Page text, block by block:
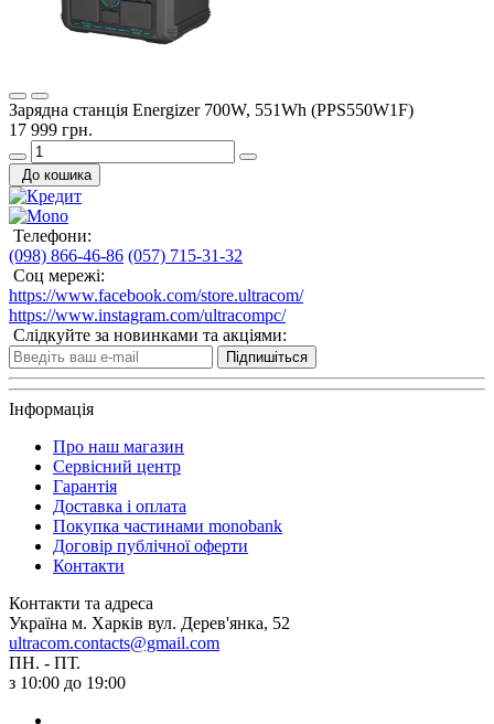
Зарядна станція Energizer 700W, 551Wh (PPS550W1F)
17 999 грн.
До кошика
Телефони:
(098) 866-46-86 (057) 715-31-32
Соц мережі:
https://www.facebook.com/store.ultracom/
https://www.instagram.com/ultracompc/
Слідкуйте за новинками та акціями:
Підпишіться
Інформація
Про наш магазин
Сервісний центр
Гарантія
Доставка і оплата
Покупка частинами monobank
Договір публічної оферти
Контакти
Контакти та адреса
Україна м. Харків вул. Дерев'янка, 52
ultracom.contacts@gmail.com
ПН. - ПТ.
з 10:00 до 19:00